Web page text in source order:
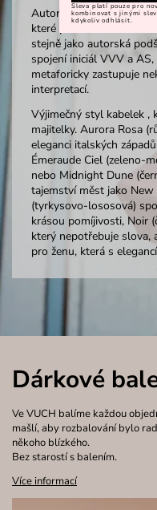
Autor ve své kolekci
které přetváří do
stejně jako autorská
spojení iniciál VVV a
metaforicky zastupuje
interpretací.
Výjimečný styl kabelek ,
majitelky. Aurora Rosa
eleganci italských
Émeraude Ciel (zeleno-
nebo Midnight Dune
tajemství měst jako
(tyrkysovo-lososová)
krásou pomíjivosti, Noir
který nepotřebuje slova,
pro ženu, která s
Dárkové
Ve VUCH balíme každou
mašlí, aby rozbalování bylo
někoho blízkého.
Bez starostí s balením.
Více informací
Sleva platí pouze pro
kombinovat s jinými
kdykoliv odhlásit.